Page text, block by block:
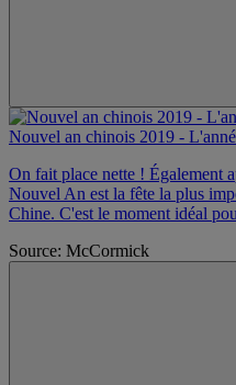
Nouvel an chinois 2019 -
On fait place nette ! Également
Nouvel An est la fête la plus
Chine. C'est le moment idéal
Source: McCormick